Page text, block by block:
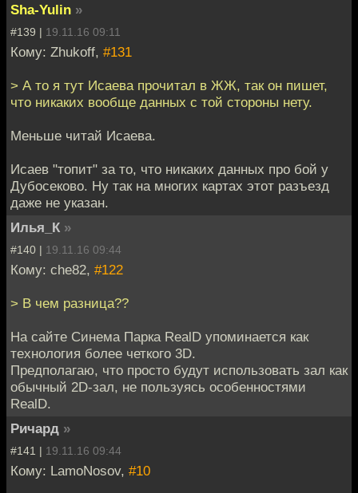
Sha-Yulin »
#139 | 19.11.16 09:11
Кому: Zhukoff, #131
> А то я тут Исаева прочитал в ЖЖ, так он пишет,
что никаких вообще данных с той стороны нету.
Меньше читай Исаева.
Исаев "топит" за то, что никаких данных про бой у
Дубосеково. Ну так на многих картах этот разъезд
даже не указан.
Илья_К »
#140 | 19.11.16 09:44
Кому: che82, #122
> В чем разница??
На сайте Синема Парка RealD упоминается как
технология более четкого 3D.
Предполагаю, что просто будут использовать зал как
обычный 2D-зал, не пользуясь особенностями
RealD.
Ричард »
#141 | 19.11.16 09:44
Кому: LamoNosov, #10